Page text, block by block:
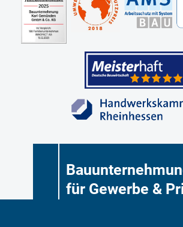
für Gewerbe &